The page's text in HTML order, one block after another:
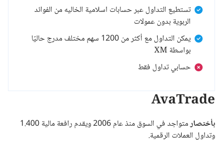
تستطيع التداول عبر حسابات اسلامية الخاليه من الفوائد
الربوية بدون عمولات
يمكن التداول مع أكثر من 1200 سهم مختلف مدرج حاليًا
بواسطة XM
حسابي تداول فقط
AvaTrade
بأختصار
متواجد في السوق منذ عام 2006 ويقدم رافعة مالية 1.400
وتداول العملات الرقمية.